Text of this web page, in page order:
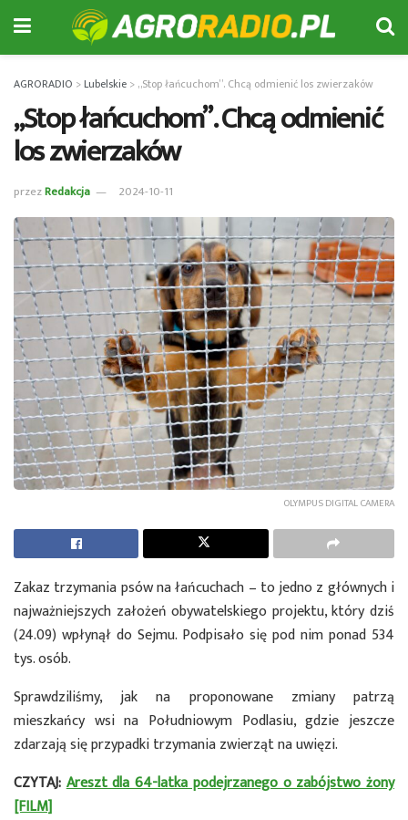
AGRORADIO >Lubelskie > „Stop łańcuchom”. Chcą odmienić los zwierzaków
„Stop łańcuchom”. Chcą odmienić
los zwierzaków
przezRedakcja 2024-10-11
OLYMPUS DIGITAL CAMERA
Zakaz trzymania psów na łańcuchach – to jedno z głównych i
najważniejszych założeń obywatelskiego projektu, który dziś
(24.09) wpłynął do Sejmu. Podpisało się pod nim ponad 534
tys. osób.
Sprawdziliśmy, jak na proponowane zmiany patrzą
mieszkańcy wsi na Południowym Podlasiu, gdzie jeszcze
zdarzają się przypadki trzymania zwierząt na uwięzi.
CZYTAJ:Areszt dla 64-latka podejrzanego o zabójstwo żony
[FILM]